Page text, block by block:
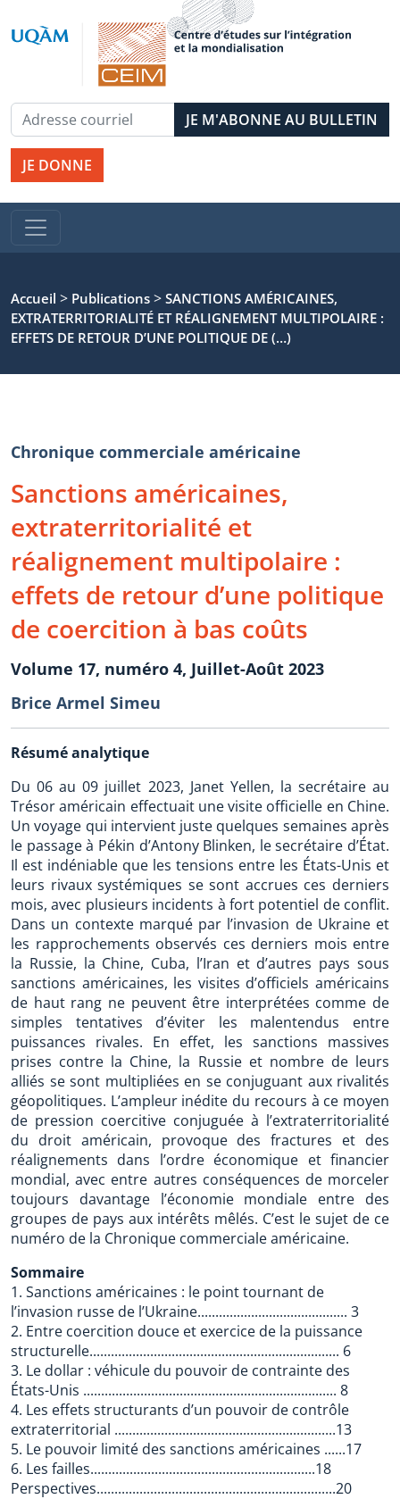
JE DONNE
Accueil > Publications > SANCTIONS AMÉRICAINES,
EXTRATERRITORIALITÉ ET RÉALIGNEMENT MULTIPOLAIRE :
EFFETS DE RETOUR D’UNE POLITIQUE DE (…)
Chronique commerciale américaine
Sanctions américaines,
extraterritorialité et
réalignement multipolaire :
effets de retour d’une politique
de coercition à bas coûts
Volume 17, numéro 4, Juillet-Août 2023
Brice Armel Simeu
Résumé analytique
Du 06 au 09 juillet 2023, Janet Yellen, la secrétaire au
Trésor américain effectuait une visite officielle en Chine.
Un voyage qui intervient juste quelques semaines après
le passage à Pékin d’Antony Blinken, le secrétaire d’État.
Il est indéniable que les tensions entre les États-Unis et
leurs rivaux systémiques se sont accrues ces derniers
mois, avec plusieurs incidents à fort potentiel de conflit.
Dans un contexte marqué par l’invasion de Ukraine et
les rapprochements observés ces derniers mois entre
la Russie, la Chine, Cuba, l’Iran et d’autres pays sous
sanctions américaines, les visites d’officiels américains
de haut rang ne peuvent être interprétées comme de
simples tentatives d’éviter les malentendus entre
puissances rivales. En effet, les sanctions massives
prises contre la Chine, la Russie et nombre de leurs
alliés se sont multipliées en se conjuguant aux rivalités
géopolitiques. L’ampleur inédite du recours à ce moyen
de pression coercitive conjuguée à l’extraterritorialité
du droit américain, provoque des fractures et des
réalignements dans l’ordre économique et financier
mondial, avec entre autres conséquences de morceler
toujours davantage l’économie mondiale entre des
groupes de pays aux intérêts mêlés. C’est le sujet de ce
numéro de la Chronique commerciale américaine.
Sommaire
1. Sanctions américaines : le point tournant de
l’invasion russe de l’Ukraine.......................................... 3
2. Entre coercition douce et exercice de la puissance
structurelle...................................................................... 6
3. Le dollar : véhicule du pouvoir de contrainte des
États-Unis ....................................................................... 8
4. Les effets structurants d’un pouvoir de contrôle
extraterritorial ..............................................................13
5. Le pouvoir limité des sanctions américaines ......17
6. Les failles...............................................................18
Perspectives...................................................................20